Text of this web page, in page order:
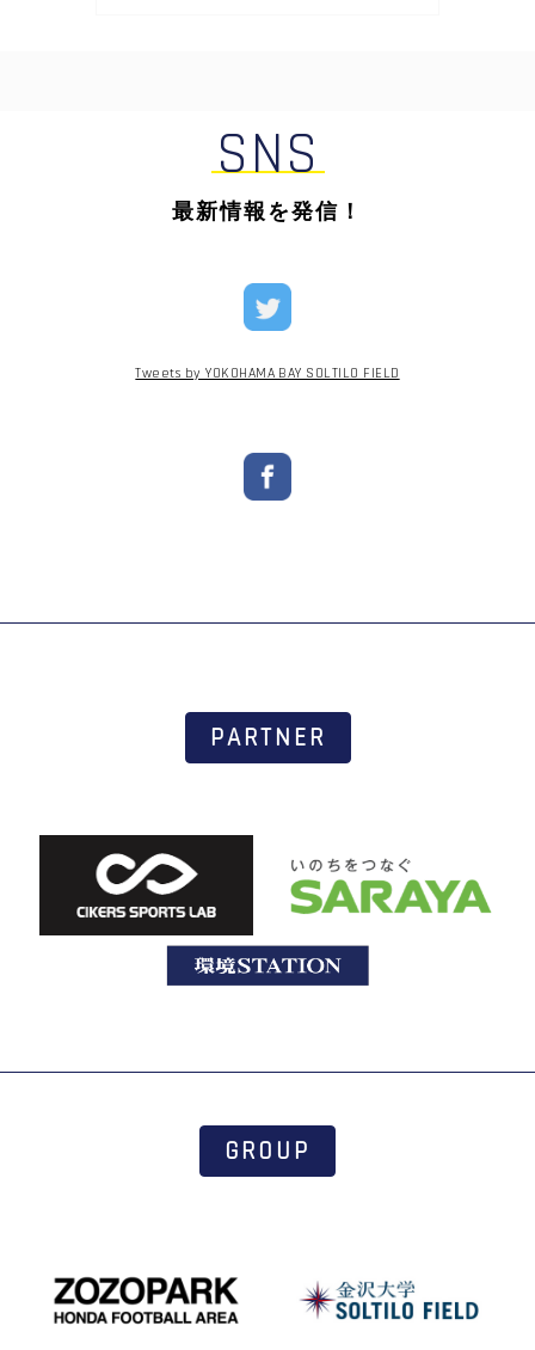
SNS
最新情報を発信！
Tweets by YOKOHAMA BAY SOLTILO FIELD
PARTNER
GROUP